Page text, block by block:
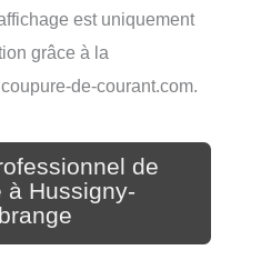
est uniquement
grâce à la
de-courant.com.
de
à Hussigny-